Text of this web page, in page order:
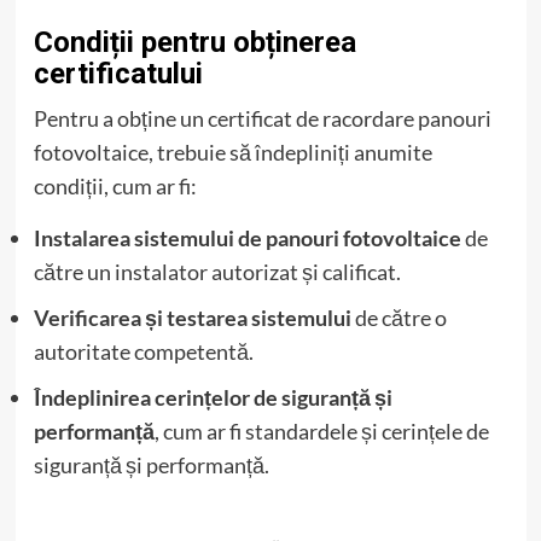
Condiții pentru obținerea
certificatului
Pentru a obține un certificat de racordare panouri
fotovoltaice, trebuie să îndepliniți anumite
condiții, cum ar fi:
Instalarea sistemului de panouri fotovoltaicede
către un instalator autorizat și calificat.
Verificarea și testarea sistemuluide către o
autoritate competentă.
Îndeplinirea cerințelor de siguranță și
performanță, cum ar fi standardele și cerințele de
siguranță și performanță.